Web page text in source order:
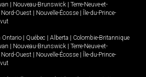
Nouveau-Brunswick
Terre-Neuve-et-
Ouest Nouvelle-Écosse
Île-du-Prince-
Ontario Québec Alberta
Colombie-Britannique
Nouveau-Brunswick
Terre-Neuve-et-
Ouest Nouvelle-Écosse
Île-du-Prince-